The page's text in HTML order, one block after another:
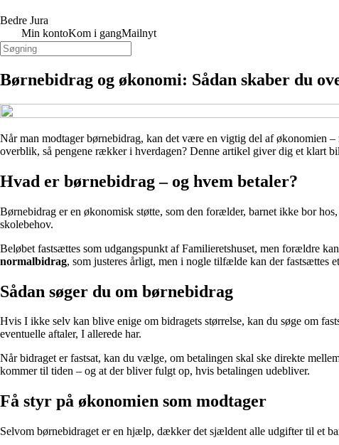
Bedre Jura
Min kontoKom i gangMailnyt
Børnebidrag og økonomi: Sådan skaber du
Når man modtager børnebidrag, kan det være en vigtig del af økonomien
overblik, så pengene rækker i hverdagen? Denne artikel giver dig et klart
Hvad er børnebidrag – og hvem betaler?
Børnebidrag er en økonomisk støtte, som den forælder, barnet ikke bor
skolebehov.
Beløbet fastsættes som udgangspunkt af Familieretshuset, men forældre
normalbidrag, som justeres årligt, men i nogle tilfælde kan der fastsættes et
Sådan søger du om børnebidrag
Hvis I ikke selv kan blive enige om bidragets størrelse, kan du søge om
eventuelle aftaler, I allerede har.
Når bidraget er fastsat, kan du vælge, om betalingen skal ske direkte
kommer til tiden – og at der bliver fulgt op, hvis betalingen udebliver.
Få styr på økonomien som modtager
Selvom børnebidraget er en hjælp, dækker det sjældent alle udgifter til et